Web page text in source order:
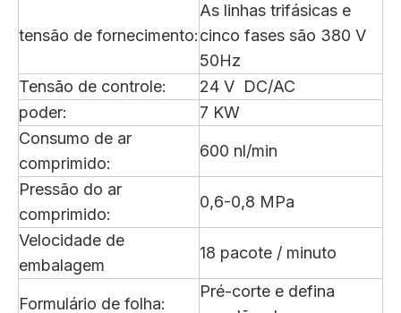
tensão de fornecimento:
As linhas trifásicas e
cinco fases são 380 V
50Hz
Tensão de controle:
24 V DC/AC
poder:
7 KW
Consumo de ar
comprimido:
600 nl/min
Pressão do ar
comprimido:
0,6-0,8 MPa
Velocidade de
embalagem
18 pacote / minuto
Formulário de folha:
Pré-corte e defina